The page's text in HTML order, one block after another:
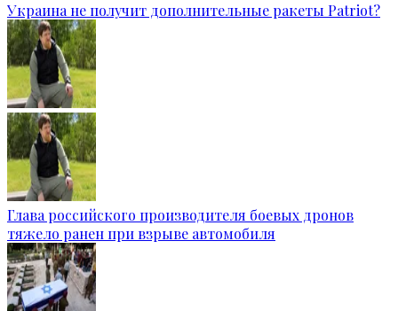
Украина не получит дополнительные ракеты Patriot?
Глава российского производителя боевых дронов
тяжело ранен при взрыве автомобиля